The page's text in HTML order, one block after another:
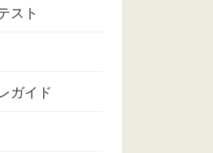
スト
ガイド